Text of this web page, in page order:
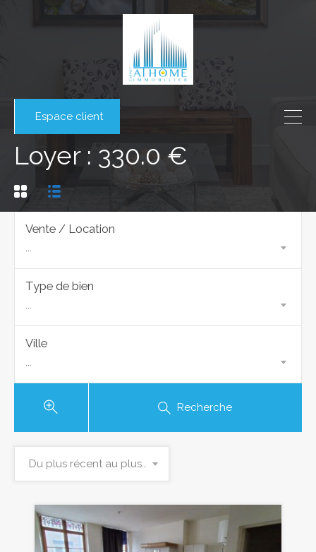
Espace client
Loyer : 330.0 €
Vente / Location
...
Type de bien
...
Ville
...
Recherche
Du plus récent au plus ancien